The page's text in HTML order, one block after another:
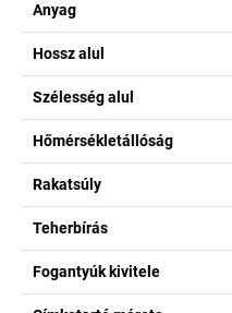
Anyag
Hossz alul
Szélesség alul
Hőmérsékletállóság
Rakatsúly
Teherbírás
Fogantyúk kivitele